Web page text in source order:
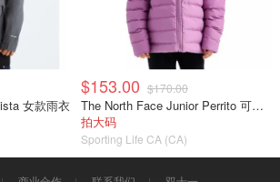
女款雨衣
$153.00 $170.00
The North Face Junior Perrito 可翻转连帽夹克
拍大码
Sporting Life CA (CA)